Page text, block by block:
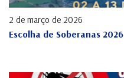
2 de março de 2026
Escolha de Soberanas 2026